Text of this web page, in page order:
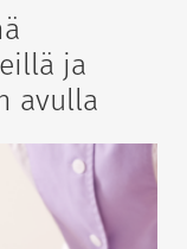
ja
avulla